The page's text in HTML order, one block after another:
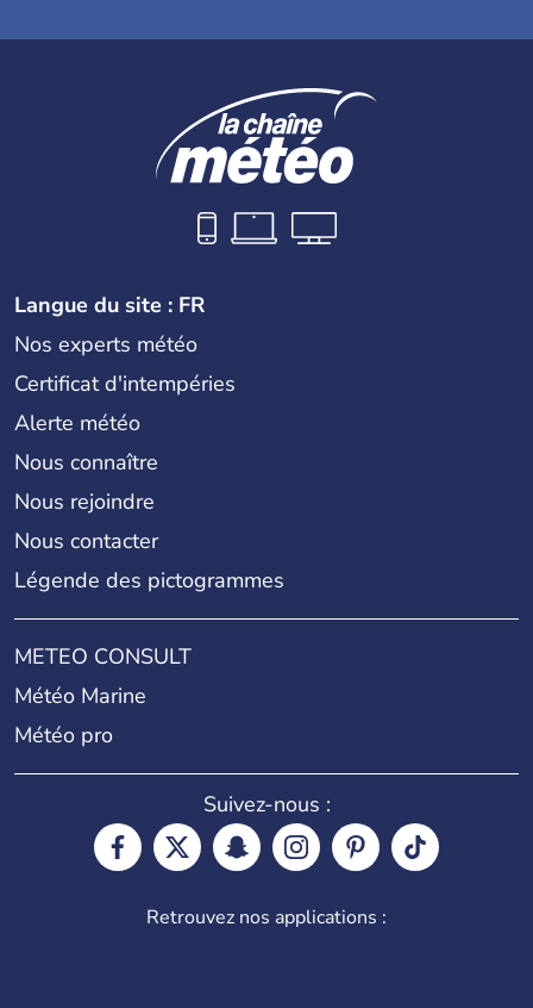
Langue du site : FR
Nos experts météo
Certificat d'intempéries
Alerte météo
Nous connaître
Nous rejoindre
Nous contacter
Légende des pictogrammes
METEO CONSULT
Météo Marine
Météo pro
Suivez-nous :
Retrouvez nos applications :